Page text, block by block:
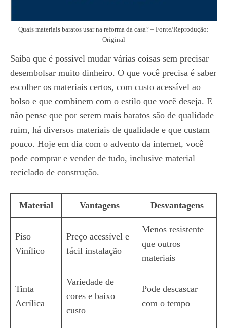
Quais materiais baratos usar na reforma da casa? – Fonte/Reprodução:
Original
Saiba que é possível mudar várias coisas sem precisar
desembolsar muito dinheiro. O que você precisa é saber
escolher os materiais certos, com custo acessível ao
bolso e que combinem com o estilo que você deseja. E
não pense que por serem mais baratos são de qualidade
ruim, há diversos materiais de qualidade e que custam
pouco. Hoje em dia com o advento da internet, você
pode comprar e vender de tudo, inclusive material
reciclado de construção.
Material Vantagens Desvantagens
Piso
Vinílico
Preço acessível e
fácil instalação
Menos resistente
que outros
materiais
Tinta
Acrílica
Variedade de
cores e baixo
custo
Pode descascar
com o tempo